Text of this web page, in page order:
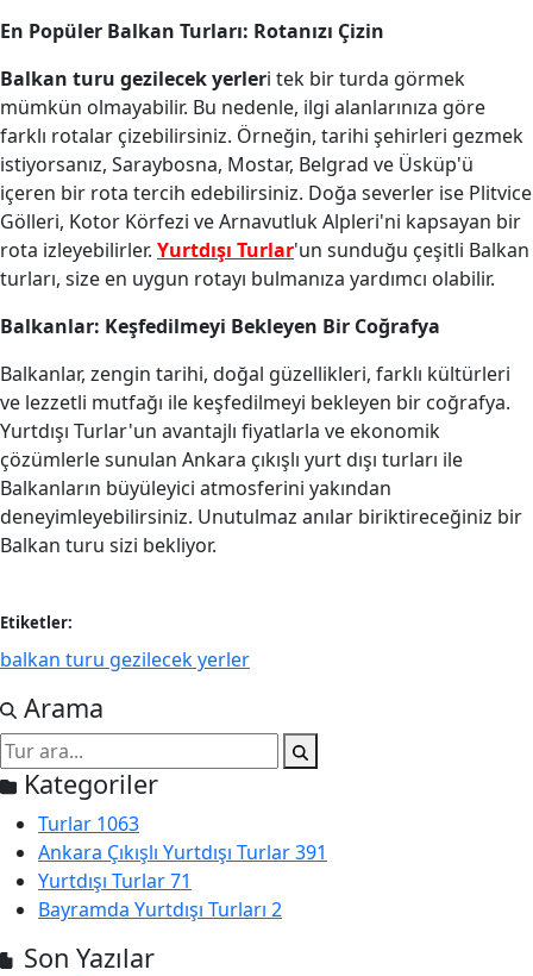
En Popüler Balkan Turları: Rotanızı Çizin
Balkan turu gezilecek yerleri tek bir turda görmek
mümkün olmayabilir. Bu nedenle, ilgi alanlarınıza göre
farklı rotalar çizebilirsiniz. Örneğin, tarihi şehirleri gezmek
istiyorsanız, Saraybosna, Mostar, Belgrad ve Üsküp'ü
içeren bir rota tercih edebilirsiniz. Doğa severler ise Plitvice
Gölleri, Kotor Körfezi ve Arnavutluk Alpleri'ni kapsayan bir
rota izleyebilirler. Yurtdışı Turlar'un sunduğu çeşitli Balkan
turları, size en uygun rotayı bulmanıza yardımcı olabilir.
Balkanlar: Keşfedilmeyi Bekleyen Bir Coğrafya
Balkanlar, zengin tarihi, doğal güzellikleri, farklı kültürleri
ve lezzetli mutfağı ile keşfedilmeyi bekleyen bir coğrafya.
Yurtdışı Turlar'un avantajlı fiyatlarla ve ekonomik
çözümlerle sunulan Ankara çıkışlı yurt dışı turları ile
Balkanların büyüleyici atmosferini yakından
deneyimleyebilirsiniz. Unutulmaz anılar biriktireceğiniz bir
Balkan turu sizi bekliyor.
Etiketler:
balkan turu gezilecek yerler
Arama
Kategoriler
Turlar 1063
Ankara Çıkışlı Yurtdışı Turlar391
Yurtdışı Turlar71
Bayramda Yurtdışı Turları 2
Son Yazılar